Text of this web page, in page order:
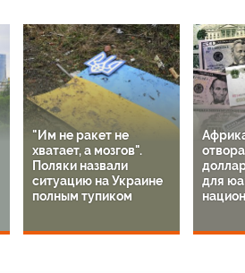
"Им не ракет не
хватает, а мозгов".
Поляки назвали
ситуацию на Украине
полным тупиком
для